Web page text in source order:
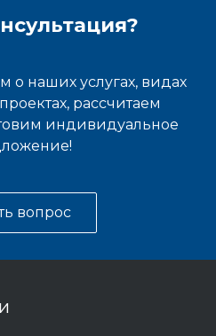
о наших услугах, видах
рассчитаем
индивидуальное
вопрос